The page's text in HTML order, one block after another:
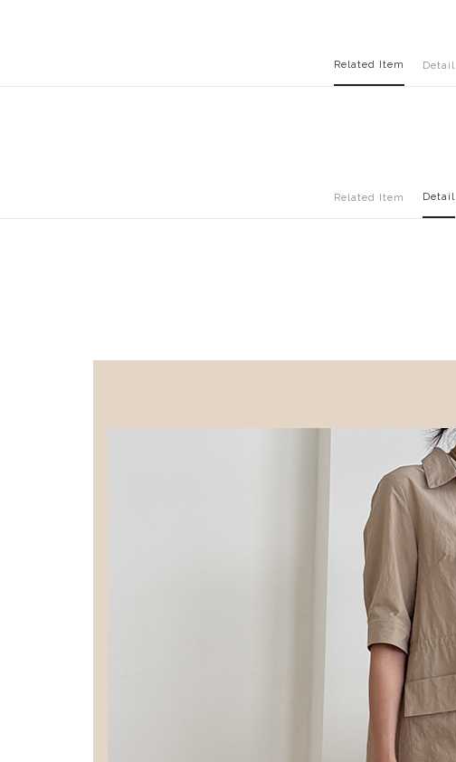
Related Item Detail
Related Item Detail